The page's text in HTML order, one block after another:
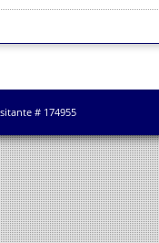
# 174955